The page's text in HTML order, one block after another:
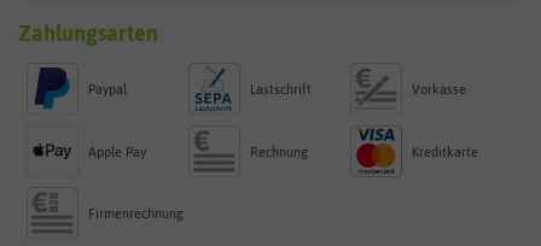
Zahlungsarten
Paypal Lastschrift Vorkasse
Apple Pay Rechnung Kreditkarte
Firmenrechnung